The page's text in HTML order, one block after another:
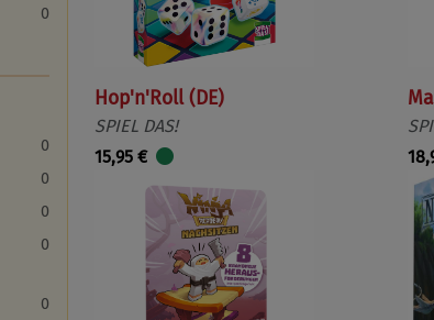
0
0
0
0
0
0
Hop'n'Roll (DE)
SPIEL DAS!
15,95 €